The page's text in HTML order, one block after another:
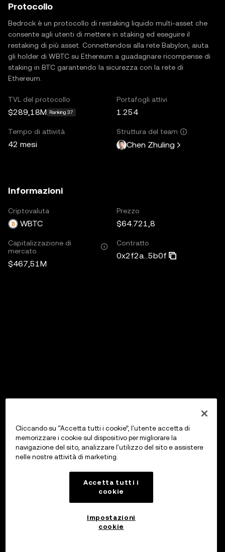
Protocollo
Bedrock è un protocollo di restaking liquido multi-asset che
consente agli utenti di mettere in staking ed eseguire il
restaking di più asset. Connettendosi alla rete Babylon, aiuta
gli holder di WBTC su Ethereum a guadagnare ricompense di
staking in BTC garantendo la sicurezza con la rete di
Ethereum.
TVL del protocollo
$289,18M Ranking 37
Portafogli attivi
1.254
Tempo di attività
42 mesi
Struttura del team
Chen Zhuling
Informazioni
Criptovaluta
WBTC
Prezzo
$64.721,8
Capitalizzazione di
mercato
$467,51M
Contratto
0x2f2a...5b0f
Cliccando su “Accetta tutti i cookie”, l'utente accetta di
memorizzare i cookie sul dispositivo per migliorare la
navigazione del sito, analizzare l'utilizzo del sito e assistere
nelle nostre attività di marketing.
Accetta tutti i
cookie
Impostazioni
cookie